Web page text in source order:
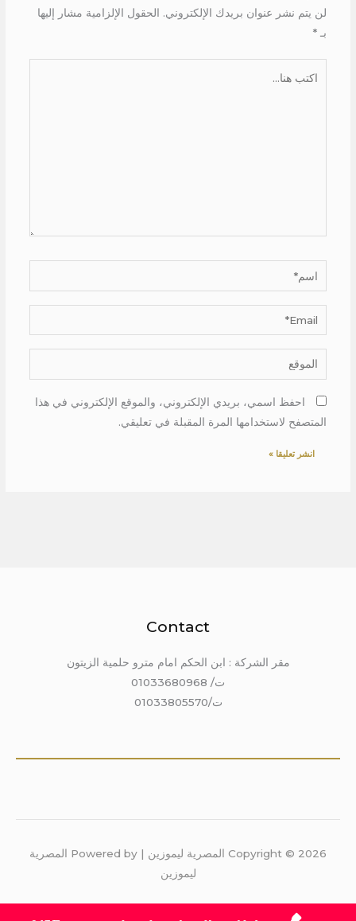
لن يتم نشر عنوان بريدك الإلكتروني. الحقول الإلزامية مشار إليها
بـ *
اسم*
Email*
الموقع
احفظ اسمي، بريدي الإلكتروني، والموقع الإلكتروني في هذا
المتصفح لاستخدامها المرة المقبلة في تعليقي.
Contact
مقر الشركة : ابن الحكم امام مترو حلمية الزيتون
ت/ 01033680968
ت/01033805570
Copyright © 2026 المصرية ليموزين | Powered by المصرية
ليموزين